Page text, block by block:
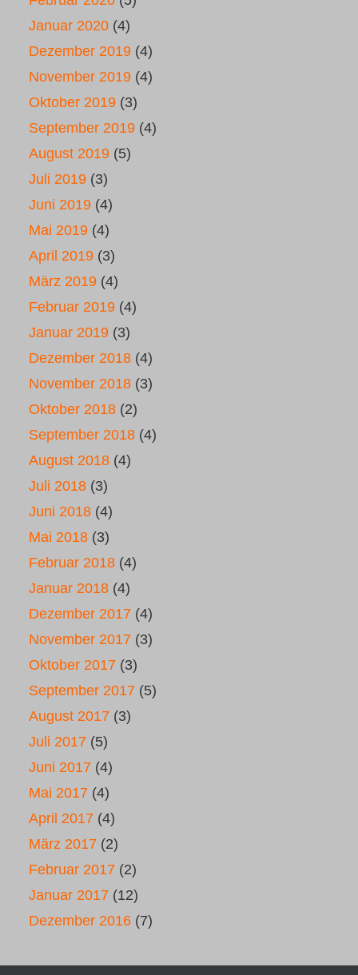
Januar 2020 (4)
Dezember 2019 (4)
November 2019 (4)
Oktober 2019 (3)
September 2019 (4)
August 2019 (5)
Juli 2019 (3)
Juni 2019 (4)
Mai 2019 (4)
April 2019 (3)
März 2019 (4)
Februar 2019 (4)
Januar 2019 (3)
Dezember 2018 (4)
November 2018 (3)
Oktober 2018 (2)
September 2018 (4)
August 2018 (4)
Juli 2018 (3)
Juni 2018 (4)
Mai 2018 (3)
Februar 2018 (4)
Januar 2018 (4)
Dezember 2017 (4)
November 2017 (3)
Oktober 2017 (3)
September 2017 (5)
August 2017 (3)
Juli 2017 (5)
Juni 2017 (4)
Mai 2017 (4)
April 2017 (4)
März 2017 (2)
Februar 2017 (2)
Januar 2017 (12)
Dezember 2016 (7)